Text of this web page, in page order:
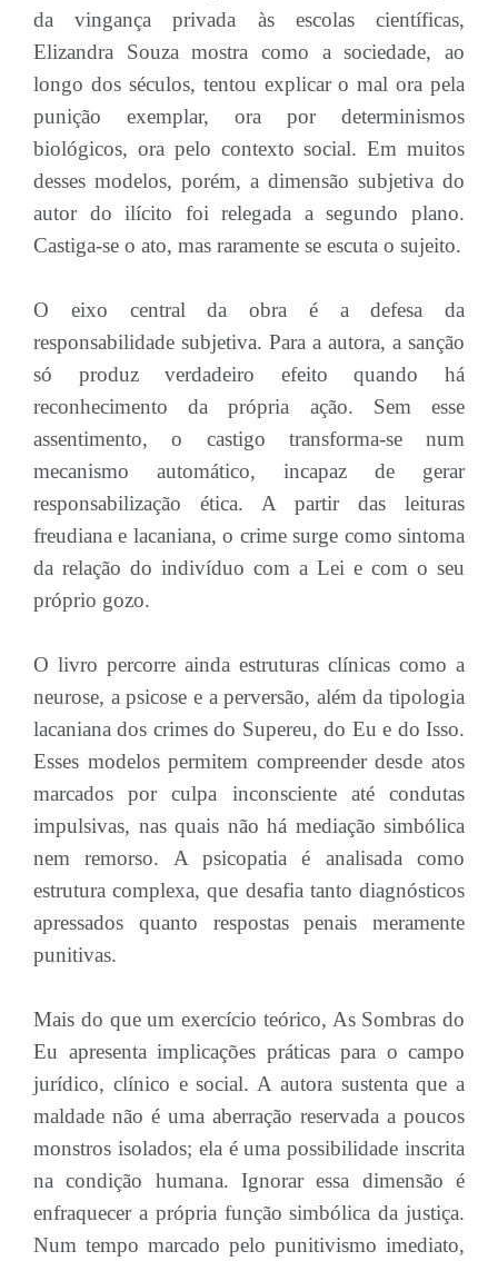
da vingança privada às escolas científicas,
Elizandra Souza mostra como a sociedade, ao
longo dos séculos, tentou explicar o mal ora pela
punição exemplar, ora por determinismos
biológicos, ora pelo contexto social. Em muitos
desses modelos, porém, a dimensão subjetiva do
autor do ilícito foi relegada a segundo plano.
Castiga-se o ato, mas raramente se escuta o sujeito.
O eixo central da obra é a defesa da
responsabilidade subjetiva. Para a autora, a sanção
só produz verdadeiro efeito quando há
reconhecimento da própria ação. Sem esse
assentimento, o castigo transforma-se num
mecanismo automático, incapaz de gerar
responsabilização ética. A partir das leituras
freudiana e lacaniana, o crime surge como sintoma
da relação do indivíduo com a Lei e com o seu
próprio gozo.
O livro percorre ainda estruturas clínicas como a
neurose, a psicose e a perversão, além da tipologia
lacaniana dos crimes do Supereu, do Eu e do Isso.
Esses modelos permitem compreender desde atos
marcados por culpa inconsciente até condutas
impulsivas, nas quais não há mediação simbólica
nem remorso. A psicopatia é analisada como
estrutura complexa, que desafia tanto diagnósticos
apressados quanto respostas penais meramente
punitivas.
Mais do que um exercício teórico, As Sombras do
Eu apresenta implicações práticas para o campo
jurídico, clínico e social. A autora sustenta que a
maldade não é uma aberração reservada a poucos
monstros isolados; ela é uma possibilidade inscrita
na condição humana. Ignorar essa dimensão é
enfraquecer a própria função simbólica da justiça.
Num tempo marcado pelo punitivismo imediato,